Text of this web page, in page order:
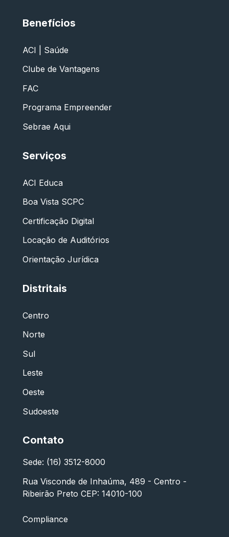
Benefícios
ACI | Saúde
Clube de Vantagens
FAC
Programa Empreender
Sebrae Aqui
Serviços
ACI Educa
Boa Vista SCPC
Certificação Digital
Locação de Auditórios
Orientação Jurídica
Distritais
Centro
Norte
Sul
Leste
Oeste
Sudoeste
Contato
Sede: (16) 3512-8000
Rua Visconde de Inhaúma, 489 - Centro -
Ribeirão Preto CEP: 14010-100
Compliance